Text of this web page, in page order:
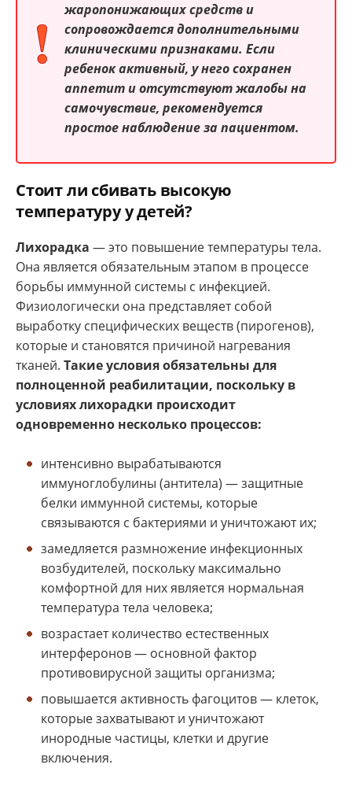
жаропонижающих средств и
сопровождается дополнительными
клиническими признаками. Если
ребенок активный, у него сохранен
аппетит и отсутствуют жалобы на
самочувствие, рекомендуется
простое наблюдение за пациентом.
Стоит ли сбивать высокую
температуру у детей?
Лихорадка — это повышение температуры тела.
Она является обязательным этапом в процессе
борьбы иммунной системы с инфекцией.
Физиологически она представляет собой
выработку специфических веществ (пирогенов),
которые и становятся причиной нагревания
тканей. Такие условия обязательны для
полноценной реабилитации, поскольку в
условиях лихорадки происходит
одновременно несколько процессов:
интенсивно вырабатываются
иммуноглобулины (антитела) — защитные
белки иммунной системы, которые
связываются с бактериями и уничтожают их;
замедляется размножение инфекционных
возбудителей, поскольку максимально
комфортной для них является нормальная
температура тела человека;
возрастает количество естественных
интерферонов — основной фактор
противовирусной защиты организма;
повышается активность фагоцитов — клеток,
которые захватывают и уничтожают
инородные частицы, клетки и другие
включения.